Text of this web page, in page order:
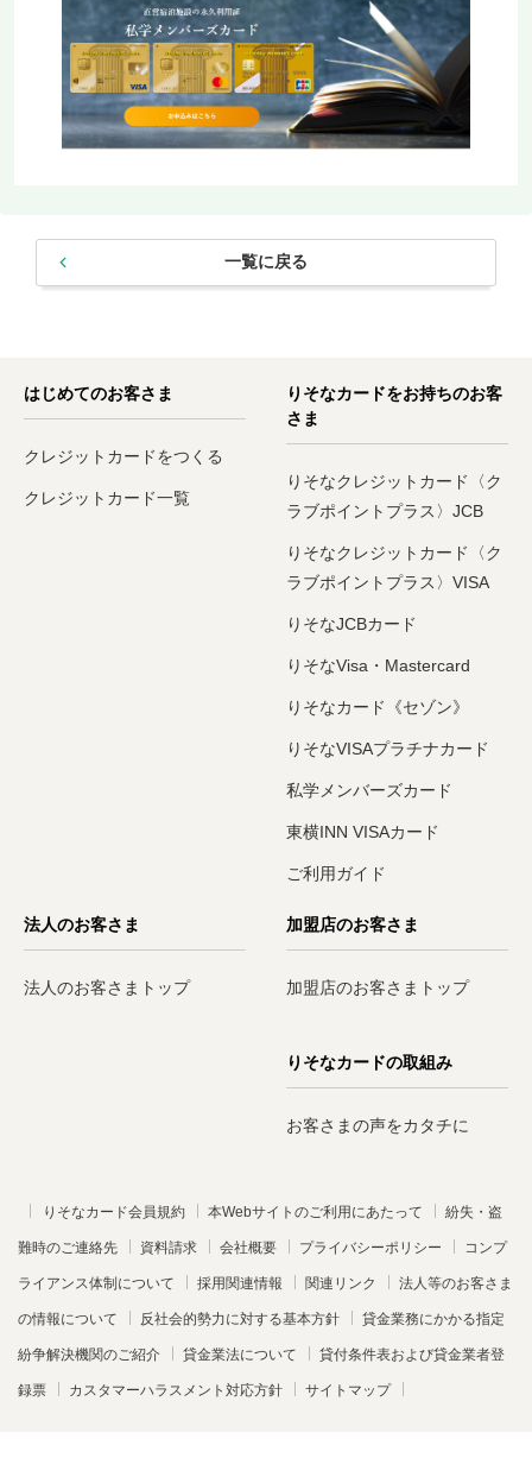
一覧に戻る
はじめてのお客さま
クレジットカードをつくる
クレジットカード一覧
りそなカードをお持ちのお客
さま
りそなクレジットカード〈ク
ラブポイントプラス〉JCB
りそなクレジットカード〈ク
ラブポイントプラス〉VISA
りそなJCBカード
りそなVisa・Mastercard
りそなカード《セゾン》
りそなVISAプラチナカード
私学メンバーズカード
東横INN VISAカード
ご利用ガイド
法人のお客さま
法人のお客さまトップ
加盟店のお客さま
加盟店のお客さまトップ
りそなカードの取組み
お客さまの声をカタチに
りそなカード会員規約 本Webサイトのご利用にあたって 紛失・盗
難時のご連絡先 資料請求 会社概要 プライバシーポリシー コンプ
ライアンス体制について 採用関連情報 関連リンク 法人等のお客さま
の情報について 反社会的勢力に対する基本方針 貸金業務にかかる指定
紛争解決機関のご紹介 貸金業法について 貸付条件表および貸金業者登
録票 カスタマーハラスメント対応方針 サイトマップ